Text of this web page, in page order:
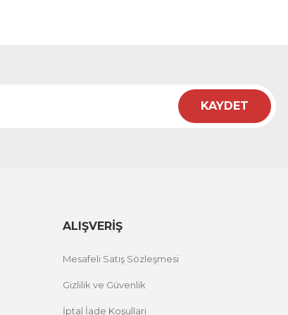
KAYDET
ALIŞVERİŞ
Mesafeli Satış Sözleşmesi
Gizlilik ve Güvenlik
İptal İade Koşullari